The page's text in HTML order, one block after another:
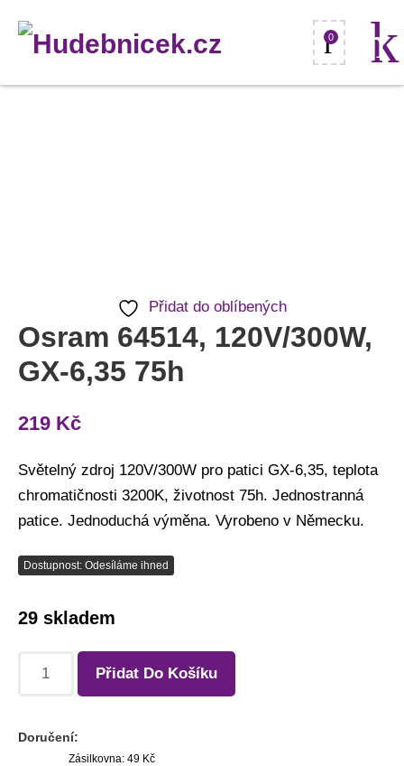
0
Přidat do oblíbených
Osram 64514, 120V/300W,
GX-6,35 75h
219 Kč
Světelný zdroj 120V/300W pro patici GX-6,35, teplota
chromatičnosti 3200K, životnost 75h. Jednostranná
patice. Jednoduchá výměna. Vyrobeno v Německu.
Dostupnost: Odesíláme ihned
29 skladem
Přidat Do Košíku
Doručení:
Zásilkovna: 49 Kč